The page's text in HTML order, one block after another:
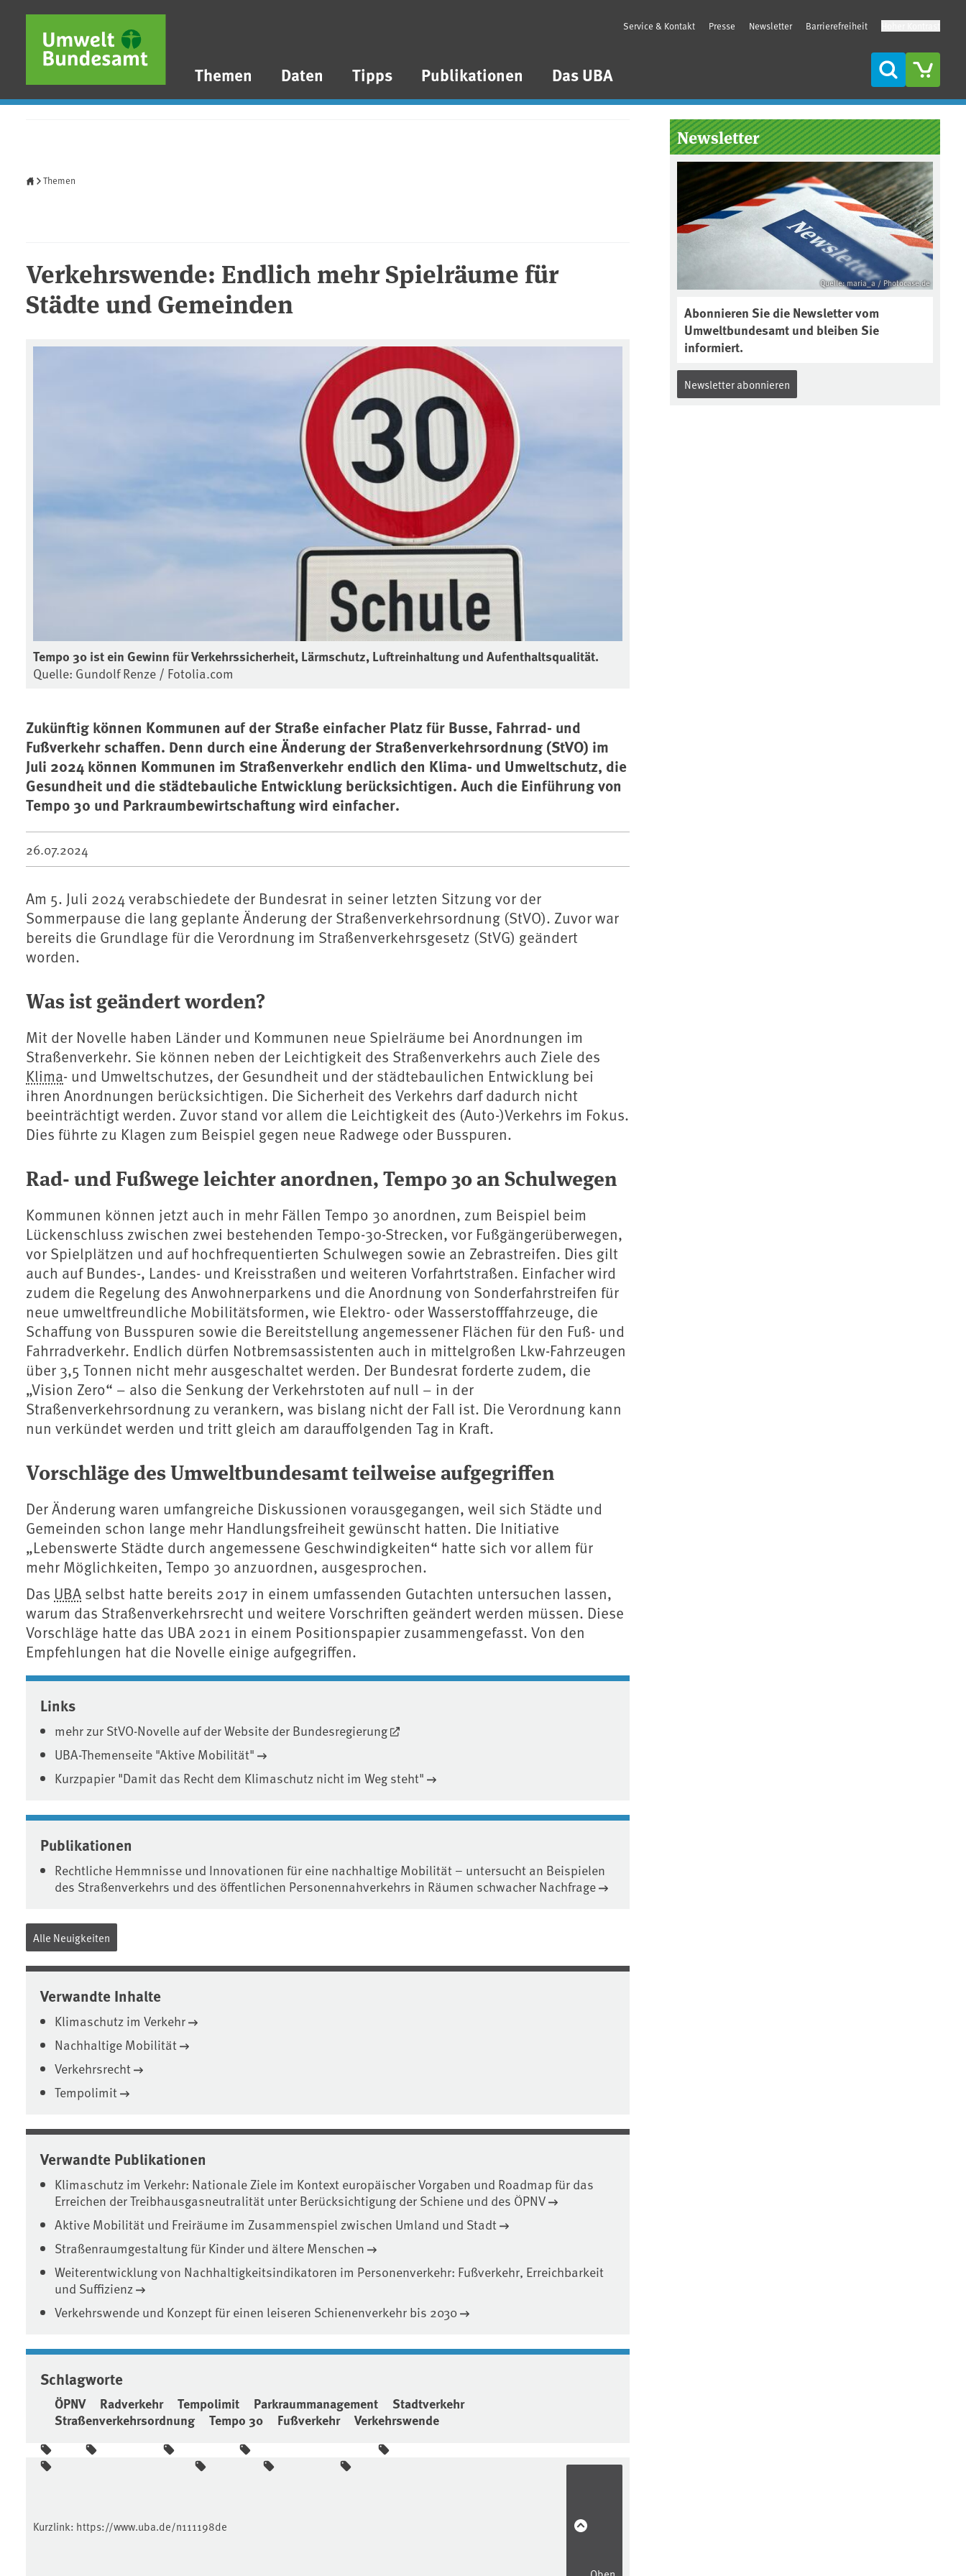
Direkt zum Inhalt
Direkt zum Hauptmenü
Direkt zur Fußzeile
Themen Daten Tipps Publikationen Das UBA
Service & Kontakt Presse Newsletter Barrierefreiheit
Suche
Themen
Verkehrswende: Endlich mehr Spielräume für
Städte und Gemeinden
Tempo 30 ist ein Gewinn für Verkehrssicherheit, Lärmschutz, Luftreinhaltung und Aufenthaltsqualität.
Quelle: Gundolf Renze / Fotolia.com
Zukünftig können Kommunen auf der Straße einfacher Platz für Busse, Fahrrad- und
Fußverkehr schaffen. Denn durch eine Änderung der Straßenverkehrsordnung (StVO) im
Juli 2024 können Kommunen im Straßenverkehr endlich den Klima- und Umweltschutz, die
Gesundheit und die städtebauliche Entwicklung berücksichtigen. Auch die Einführung von
Tempo 30 und Parkraumbewirtschaftung wird einfacher.
26.07.2024
Am 5. Juli 2024 verabschiedete der Bundesrat in seiner letzten Sitzung vor der
Sommerpause die lang geplante Änderung der Straßenverkehrsordnung (StVO). Zuvor war
bereits die Grundlage für die Verordnung im Straßenverkehrsgesetz (StVG) geändert
worden.
Was ist geändert worden?
Mit der Novelle haben Länder und Kommunen neue Spielräume bei Anordnungen im
Straßenverkehr. Sie können neben der Leichtigkeit des Straßenverkehrs auch Ziele des
Klima- und Umweltschutzes, der Gesundheit und der städtebaulichen Entwicklung bei
ihren Anordnungen berücksichtigen. Die Sicherheit des Verkehrs darf dadurch nicht
beeinträchtigt werden. Zuvor stand vor allem die Leichtigkeit des (Auto-)Verkehrs im Fokus.
Dies führte zu Klagen zum Beispiel gegen neue Radwege oder Busspuren.
Rad- und Fußwege leichter anordnen, Tempo 30 an Schulwegen
Kommunen können jetzt auch in mehr Fällen Tempo 30 anordnen, zum Beispiel beim
Lückenschluss zwischen zwei bestehenden Tempo-30-Strecken, vor Fußgängerüberwegen,
vor Spielplätzen und auf hochfrequentierten Schulwegen sowie an Zebrastreifen. Dies gilt
auch auf Bundes-, Landes- und Kreisstraßen und weiteren Vorfahrtstraßen. Einfacher wird
zudem die Regelung des Anwohnerparkens und die Anordnung von Sonderfahrstreifen für
neue umweltfreundliche Mobilitätsformen, wie Elektro- oder Wasserstofffahrzeuge, die
Schaffung von Busspuren sowie die Bereitstellung angemessener Flächen für den Fuß- und
Fahrradverkehr. Endlich dürfen Notbremsassistenten auch in mittelgroßen Lkw-Fahrzeugen
über 3,5 Tonnen nicht mehr ausgeschaltet werden. Der Bundesrat forderte zudem, die
„Vision Zero“ – also die Senkung der Verkehrstoten auf null – in der
Straßenverkehrsordnung zu verankern, was bislang nicht der Fall ist. Die Verordnung kann
nun verkündet werden und tritt gleich am darauffolgenden Tag in Kraft.
Vorschläge des Umweltbundesamt teilweise aufgegriffen
Der Änderung waren umfangreiche Diskussionen vorausgegangen, weil sich Städte und
Gemeinden schon lange mehr Handlungsfreiheit gewünscht hatten. Die Initiative
„Lebenswerte Städte durch angemessene Geschwindigkeiten“ hatte sich vor allem für
mehr Möglichkeiten, Tempo 30 anzuordnen, ausgesprochen.
Das UBA selbst hatte bereits 2017 in einem umfassenden Gutachten untersuchen lassen,
warum das Straßenverkehrsrecht und weitere Vorschriften geändert werden müssen. Diese
Vorschläge hatte das UBA 2021 in einem Positionspapier zusammengefasst. Von den
Empfehlungen hat die Novelle einige aufgegriffen.
Associated content
Links
mehr zur StVO-Novelle auf der Website der Bundesregierung
UBA-Themenseite "Aktive Mobilität"
Kurzpapier "Damit das Recht dem Klimaschutz nicht im Weg steht"
Publikationen
Rechtliche Hemmnisse und Innovationen für eine nachhaltige Mobilität – untersucht an Beispielen
des Straßenverkehrs und des öffentlichen Personennahverkehrs in Räumen schwacher Nachfrage
Alle Neuigkeiten
Verwandte Inhalte
Klimaschutz im Verkehr
Nachhaltige Mobilität
Verkehrsrecht
Tempolimit
Verwandte Publikationen
Klimaschutz im Verkehr: Nationale Ziele im Kontext europäischer Vorgaben und Roadmap für das
Erreichen der Treibhausgasneutralität unter Berücksichtigung der Schiene und des ÖPNV
Aktive Mobilität und Freiräume im Zusammenspiel zwischen Umland und Stadt
Straßenraumgestaltung für Kinder und ältere Menschen
Weiterentwicklung von Nachhaltigkeitsindikatoren im Personenverkehr: Fußverkehr, Erreichbarkeit
und Suffizienz
Verkehrswende und Konzept für einen leiseren Schienenverkehr bis 2030
Schlagworte
ÖPNV Radverkehr Tempolimit Parkraummanagement
Stadtverkehr
Straßenverkehrsordnung
Tempo 30 Fußverkehr Verkehrswende
Seitenleiste
Newsletter
Quelle: maria_a / Photocase.de
Abonnieren Sie die Newsletter vom
Umweltbundesamt und bleiben Sie
informiert.
Newsletter abonnieren
Kurzlink: https://www.uba.de/n111198de